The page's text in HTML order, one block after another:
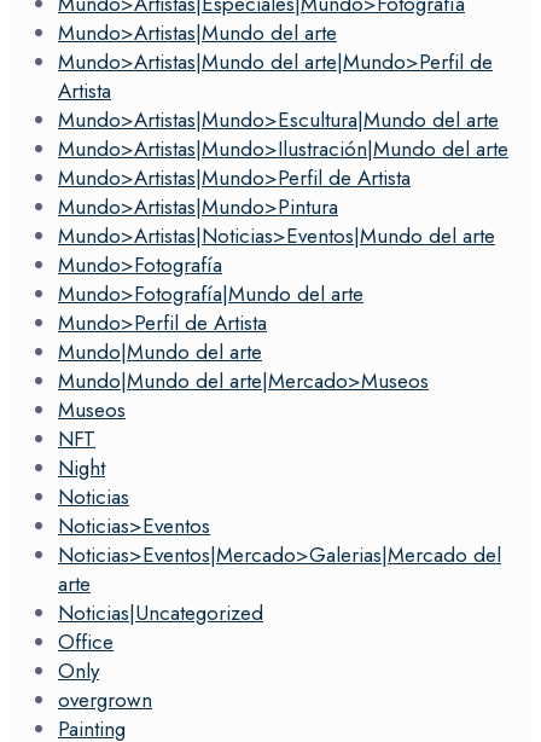
Mundo>Artistas|Mundo del arte
Mundo>Artistas|Mundo del arte|Mundo>Perfil de
Artista
Mundo>Artistas|Mundo>Escultura|Mundo del arte
Mundo>Artistas|Mundo>Ilustración|Mundo del arte
Mundo>Artistas|Mundo>Perfil de Artista
Mundo>Artistas|Mundo>Pintura
Mundo>Artistas|Noticias>Eventos|Mundo del arte
Mundo>Fotografía
Mundo>Fotografía|Mundo del arte
Mundo>Perfil de Artista
Mundo|Mundo del arte
Mundo|Mundo del arte|Mercado>Museos
Museos
NFT
Night
Noticias
Noticias>Eventos
Noticias>Eventos|Mercado>Galerias|Mercado del
arte
Noticias|Uncategorized
Office
Only
overgrown
Painting